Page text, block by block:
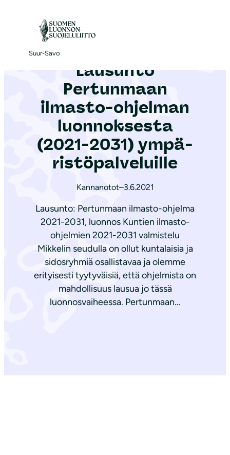
Suur-Savo
Etusivu|Ajankohtaista
Lausunto
Pertunmaan
ilmasto-ohjelman
luonnoksesta
(2021-2031) ym­pä­
ris­tö­pal­ve­luil­le
Kannanotot–3.6.2021
Lausunto: Pertunmaan ilmasto-ohjelma
2021-2031, luonnos Kuntien ilmasto-
ohjelmien 2021-2031 valmistelu
Mikkelin seudulla on ollut kuntalaisia ja
sidosryhmiä osallistavaa ja olemme
erityisesti tyytyväisiä, että ohjelmista on
mahdollisuus lausua jo tässä
luonnosvaiheessa. Pertunmaan…